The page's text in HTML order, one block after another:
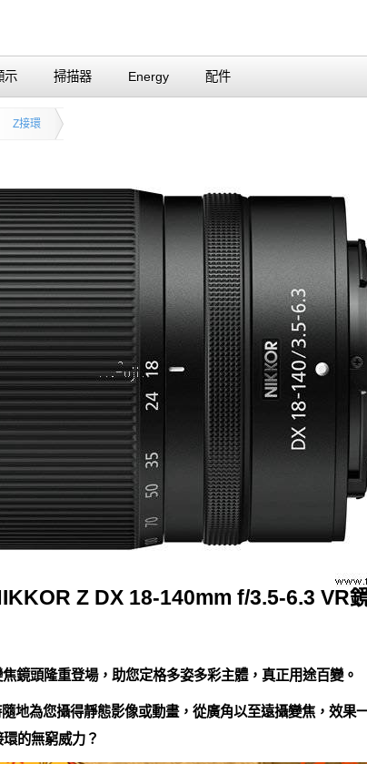
示 掃描器 Energy 配件
Z接環
Z DX 18-140mm f/3.5-6.3 VR
鏡頭隆重登場，助您定格多姿多彩主體，真正用途百變。
地為您攝得靜態影像或動畫，從廣角以至遠攝變焦，效果
的無窮威力？